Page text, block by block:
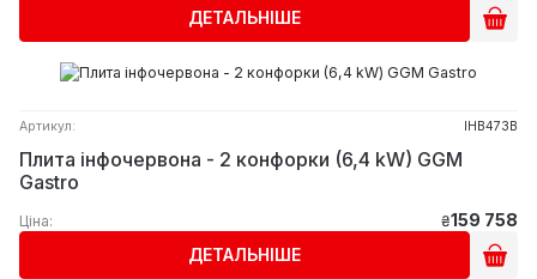
ДЕТАЛЬНІШЕ
Артикул: IHB473B
Плита інфочервона - 2 конфорки (6,4 kW) GGM
Gastro
Ціна: ₴159 758
ДЕТАЛЬНІШЕ